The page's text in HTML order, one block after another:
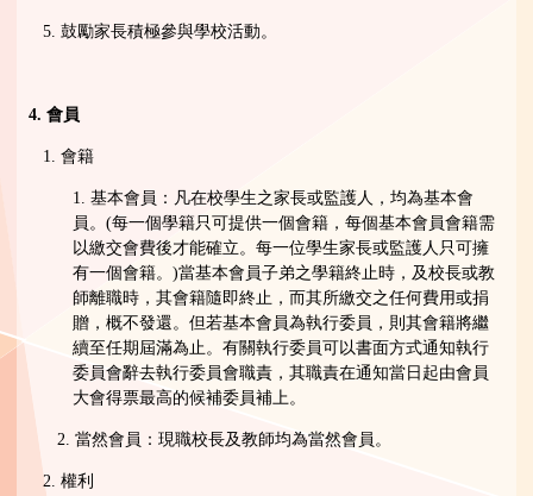
5. 鼓勵家長積極參與學校活動。
4. 會員
1. 會籍
1. 基本會員：凡在校學生之家長或監護人，均為基本會
員。(每一個學籍只可提供一個會籍，每個基本會員會籍需
以繳交會費後才能確立。每一位學生家長或監護人只可擁
有一個會籍。)當基本會員子弟之學籍終止時，及校長或教
師離職時，其會籍隨即終止，而其所繳交之任何費用或捐
贈，概不發還。但若基本會員為執行委員，則其會籍將繼
續至任期屆滿為止。有關執行委員可以書面方式通知執行
委員會辭去執行委員會職責，其職責在通知當日起由會員
大會得票最高的候補委員補上。
2. 當然會員：現職校長及教師均為當然會員。
2. 權利